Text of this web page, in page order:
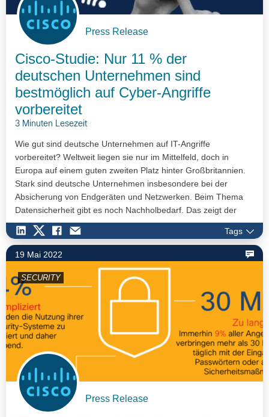
Press Release
Cisco-Studie: Nur 11 % der
deutschen Unternehmen sind
bestmöglich auf Cyber-Angriffe
vorbereitet
3 Minuten Lesezeit
Wie gut sind deutsche Unternehmen auf IT-Angriffe
vorbereitet? Weltweit liegen sie nur im Mittelfeld, doch in
Europa auf einem guten zweiten Platz hinter Großbritannien.
Stark sind deutsche Unternehmen insbesondere bei der
Absicherung von Endgeräten und Netzwerken. Beim Thema
Datensicherheit gibt es noch Nachholbedarf. Das zeigt der
Cisco Cybersecurity Readiness Index 2023.
Tags
19 Mai 2022
SECURITY
Press Release